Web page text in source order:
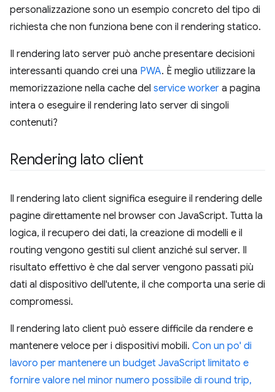
personalizzazione sono un esempio concreto del tipo di
richiesta che non funziona bene con il rendering statico.
Il rendering lato server può anche presentare decisioni
interessanti quando crei una PWA. È meglio utilizzare la
memorizzazione nella cache del service worker a pagina
intera o eseguire il rendering lato server di singoli
contenuti?
Rendering lato client
Il rendering lato client significa eseguire il rendering delle
pagine direttamente nel browser con JavaScript. Tutta la
logica, il recupero dei dati, la creazione di modelli e il
routing vengono gestiti sul client anziché sul server. Il
risultato effettivo è che dal server vengono passati più
dati al dispositivo dell'utente, il che comporta una serie di
compromessi.
Il rendering lato client può essere difficile da rendere e
mantenere veloce per i dispositivi mobili. Con un po' di
lavoro per mantenere un budget JavaScript limitato e
fornire valore nel minor numero possibile di round trip,